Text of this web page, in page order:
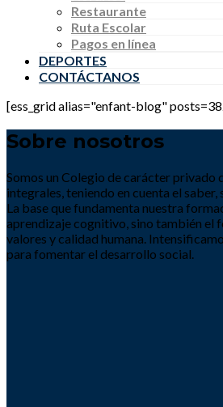
Restaurante
Ruta Escolar
Pagos en línea
DEPORTES
CONTÁCTANOS
[ess_grid alias="enfant-blog"
Sobre nosotros
Somos un Colegio de carácter privado
integrales, teniendo en cuenta el saber,
La base que fundamenta nuestra
aprendizaje cognitivo, sino también el
valores y calidad humana.
para fomentar el desarrollo social.